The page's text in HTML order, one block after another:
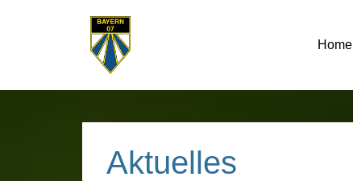
Home
Aktuelles